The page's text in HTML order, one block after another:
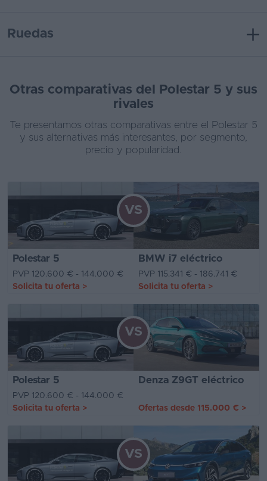
Ruedas
Otras comparativas del Polestar 5 y sus
rivales
Te presentamos otras comparativas entre el Polestar 5
y sus alternativas más interesantes, por segmento,
precio y popularidad.
Polestar 5 BMW i7 eléctrico
VS
PVP 120.600 € - 144.000 €
PVP 115.341 € - 186.741 €
Solicita tu oferta > Solicita tu oferta >
Polestar 5 Denza Z9GT eléctrico
VS
PVP 120.600 € - 144.000 €
Solicita tu oferta > Ofertas desde 115.000 € >
VS